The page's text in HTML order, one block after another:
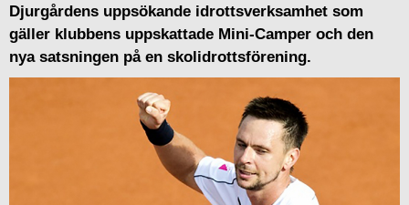
Djurgårdens uppsökande idrottsverksamhet som
gäller klubbens uppskattade Mini-Camper och den
nya satsningen på en skolidrottsförening.